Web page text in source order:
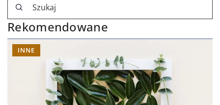
Rekomendowane
INNE